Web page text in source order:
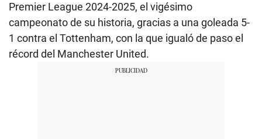
Premier League 2024-2025, el vigésimo
campeonato de su historia, gracias a una goleada 5-
1 contra el Tottenham, con la que igualó de paso el
récord del Manchester United.